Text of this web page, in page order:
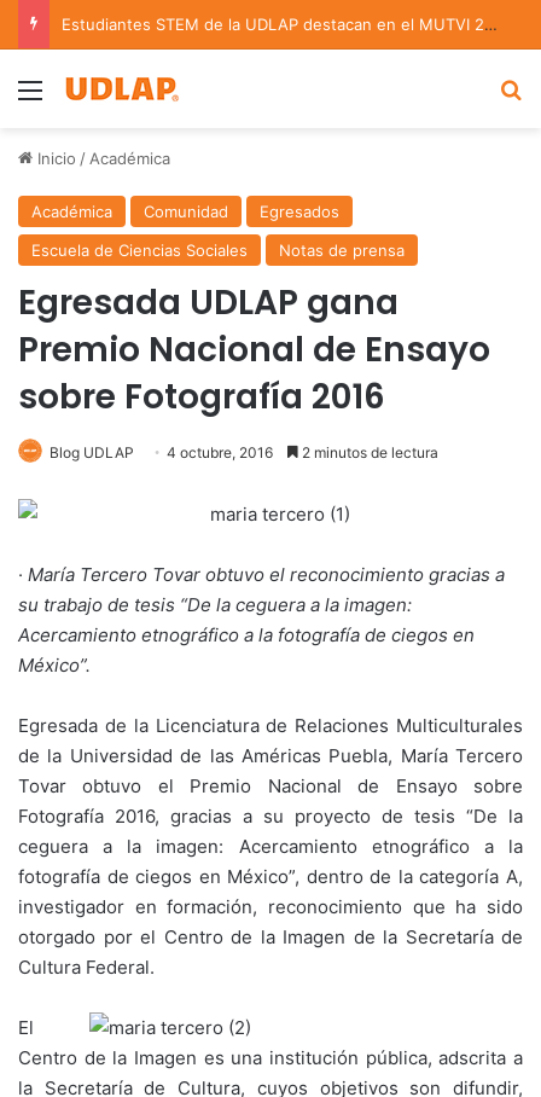
Estudiantes STEM de la UDLAP destacan en el MUTVI 2026
Menu
Inicio / Académica
Académica Comunidad
Egresados
Escuela de Ciencias Sociales
Notas de prensa
Egresada UDLAP gana
Premio Nacional de Ensayo
sobre Fotografía 2016
Blog UDLAP 4 octubre, 2016 2 minutos de lectura
· María Tercero Tovar obtuvo el reconocimiento gracias a
su trabajo de tesis “De la ceguera a la imagen:
Acercamiento etnográfico a la fotografía de ciegos en
México”.
Egresada de la Licenciatura de Relaciones Multiculturales
de la Universidad de las Américas Puebla, María Tercero
Tovar obtuvo el Premio Nacional de Ensayo sobre
Fotografía 2016, gracias a su proyecto de tesis “De la
ceguera a la imagen: Acercamiento etnográfico a la
fotografía de ciegos en México”, dentro de la categoría A,
investigador en formación, reconocimiento que ha sido
otorgado por el Centro de la Imagen de la Secretaría de
Cultura Federal.
El
Centro de la Imagen es una institución pública, adscrita a
la Secretaría de Cultura, cuyos objetivos son difundir,